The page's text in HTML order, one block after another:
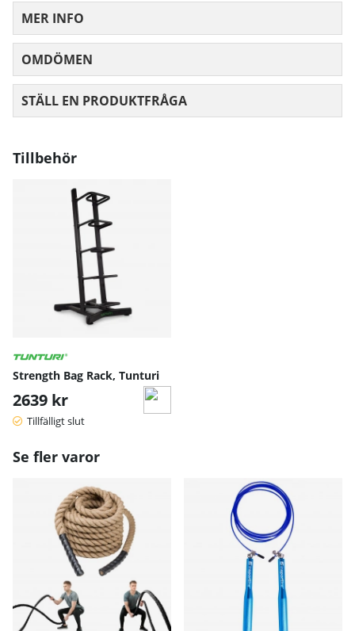
MER INFO
OMDÖMEN
STÄLL EN PRODUKTFRÅGA
Tillbehör
Strength Bag Rack, Tunturi
2639 kr
Tillfälligt slut
Se fler varor